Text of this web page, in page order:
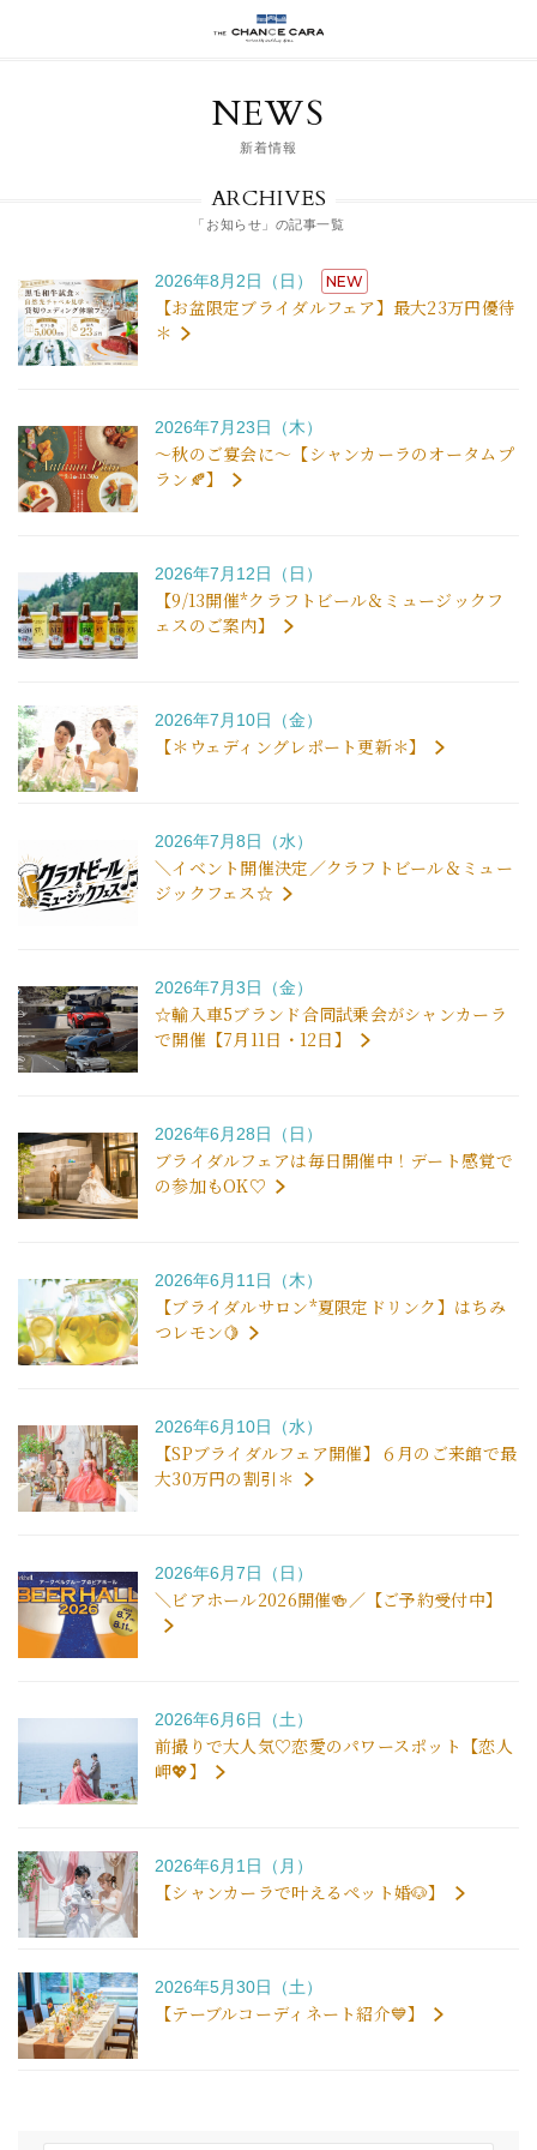
NEWS
新着情報
ARCHIVES
「お知らせ」の記事一覧
2026年8月2日（日） NEW
【お盆限定ブライダルフェア】最大23万円優待
＊
2026年7月23日（木）
～秋のご宴会に～【シャンカーラのオータムプ
ラン🍂】
2026年7月12日（日）
【9/13開催*クラフトビール＆ミュージックフ
ェスのご案内】
2026年7月10日（金）
【＊ウェディングレポート更新＊】
2026年7月8日（水）
＼イベント開催決定／クラフトビール＆ミュー
ジックフェス☆
2026年7月3日（金）
☆輸入車5ブランド合同試乗会がシャンカーラ
で開催【7月11日・12日】
2026年6月28日（日）
ブライダルフェアは毎日開催中！デート感覚で
の参加もOK♡
2026年6月11日（木）
【ブライダルサロン*夏限定ドリンク】はちみ
つレモン🍋
2026年6月10日（水）
【SPブライダルフェア開催】６月のご来館で最
大30万円の割引＊
2026年6月7日（日）
＼ビアホール2026開催🍻／【ご予約受付中】
2026年6月6日（土）
前撮りで大人気♡恋愛のパワースポット【恋人
岬💖】
2026年6月1日（月）
【シャンカーラで叶えるペット婚🐶】
2026年5月30日（土）
【テーブルコーディネート紹介💙】